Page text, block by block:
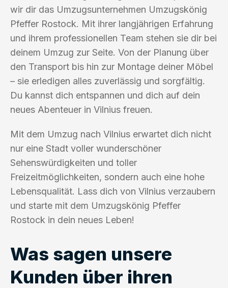
wir dir das Umzugsunternehmen Umzugskönig
Pfeffer Rostock. Mit ihrer langjährigen Erfahrung
und ihrem professionellen Team stehen sie dir bei
deinem Umzug zur Seite. Von der Planung über
den Transport bis hin zur Montage deiner Möbel
– sie erledigen alles zuverlässig und sorgfältig.
Du kannst dich entspannen und dich auf dein
neues Abenteuer in Vilnius freuen.
Mit dem Umzug nach Vilnius erwartet dich nicht
nur eine Stadt voller wunderschöner
Sehenswürdigkeiten und toller
Freizeitmöglichkeiten, sondern auch eine hohe
Lebensqualität. Lass dich von Vilnius verzaubern
und starte mit dem Umzugskönig Pfeffer
Rostock in dein neues Leben!
Was sagen unsere
Kunden über ihren